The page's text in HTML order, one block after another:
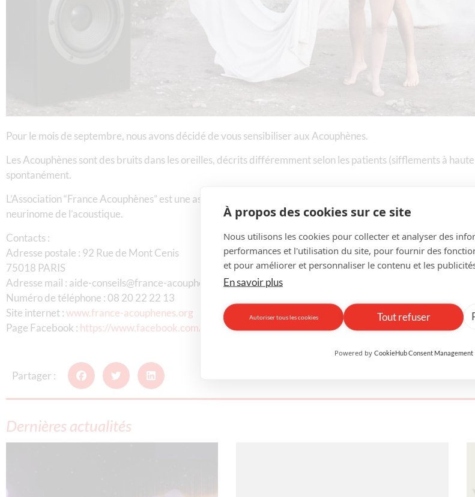
Pour le mois de septembre, nous avons décidé de vous sensibiliser aux Acouphènes.
Les Acouphènes sont des bruits dans les oreilles, décrits différemment selon les patients (sifflements à
spontanément.
L’Association “France Acouphènes” est une association de patients souffrant d’acouphènes mais aussi
neurinome de l’acoustique.
Contacts :
Adresse postale : 92 Rue de Mont Cenis
75018 PARIS
Adresse mail : aide-conseils@france-acouphenes.org
Numéro de téléphone : 08 20 22 22 13
Site internet :www.france-acouphenes.org
Page Facebook : https://www.facebook.com/France.Acouphenes/
Partager :
Dernières actualités
À propos des cookies sur ce site
Nous utilisons les cookies pour collecter et analyser des
performances et l'utilisation du site, pour fournir des
et pour améliorer et personnaliser le contenu et les
En savoir plus
Autoriser tous les cookies Tout refuser
Powered by CookieHub Consent Management